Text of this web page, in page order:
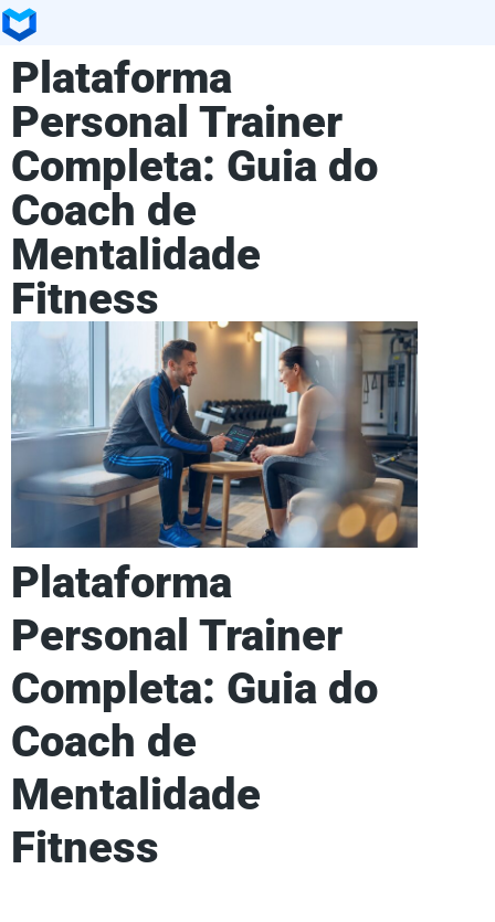
Plataforma
Personal Trainer
Completa: Guia do
Coach de
Mentalidade
Fitness
Plataforma
Personal Trainer
Completa: Guia do
Coach de
Mentalidade
Fitness